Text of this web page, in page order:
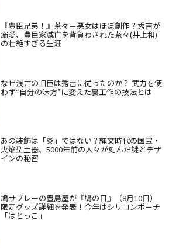
『豊臣兄弟！』茶々＝悪女はほぼ創作？秀吉が
溺愛、豊臣家滅亡を背負わされた茶々(井上和)
の壮絶すぎる生涯
なぜ浅井の旧臣は秀吉に従ったのか？ 武力を使
わず“自分の味方”に変えた裏工作の技法とは
あの装飾は「炎」ではない？縄文時代の国宝・
火焔型土器、5000年前の人々が刻んだ謎とデザ
インの秘密
鳩サブレーの豊島屋が『鳩の日』（8月10日）
限定グッズ詳細を発表！今年はシリコンポーチ
「はとっこ」